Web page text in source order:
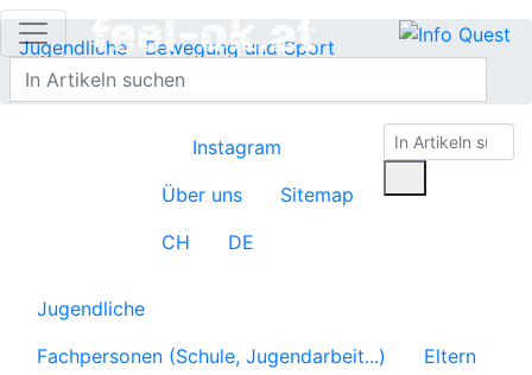
Jugendliche
Bewegung und Sport
Trainingsvorbereitung
Instagram
Über uns
Sitemap
CH
DE
Jugendliche
Fachpersonen (Schule, Jugendarbeit...)
Eltern